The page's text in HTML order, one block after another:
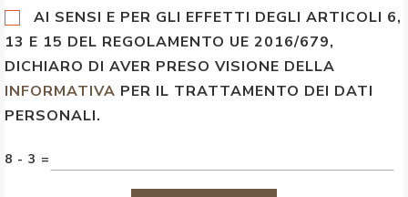
AI SENSI E PER GLI EFFETTI DEGLI ARTICOLI 6,
13 E 15 DEL REGOLAMENTO UE 2016/679,
DICHIARO DI AVER PRESO VISIONE DELLA
INFORMATIVA PER IL TRATTAMENTO DEI DATI
PERSONALI.
8 - 3 =